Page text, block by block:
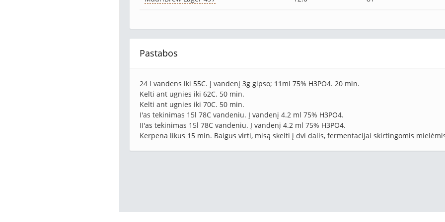
Pastabos
24 l vandens iki 55C. Į vandenį 3g gipso; 11ml 75% H3PO4. 20 min.
Kelti ant ugnies iki 62C. 50 min.
Kelti ant ugnies iki 70C. 50 min.
I'as tekinimas 15l 78C vandeniu. Į vandenį 4.2 ml 75% H3PO4.
II'as tekinimas 15l 78C vandeniu. Į vandenį 4.2 ml 75% H3PO4.
Kerpena likus 15 min. Baigus virti, misą skelti į dvi dalis, fermentacijai skirtingomis